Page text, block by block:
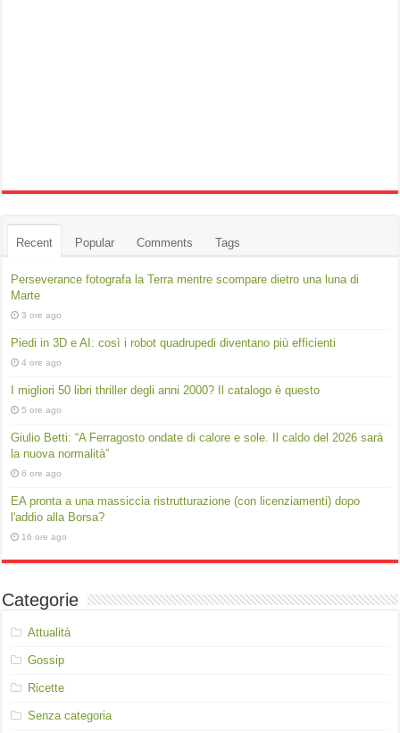
Recent Popular Comments Tags
Perseverance fotografa la Terra mentre scompare dietro una luna di
Marte
3 ore ago
Piedi in 3D e AI: così i robot quadrupedi diventano più efficienti
4 ore ago
I migliori 50 libri thriller degli anni 2000? Il catalogo è questo
5 ore ago
Giulio Betti: “A Ferragosto ondate di calore e sole. Il caldo del 2026 sarà
la nuova normalità”
6 ore ago
EA pronta a una massiccia ristrutturazione (con licenziamenti) dopo
l'addio alla Borsa?
16 ore ago
Categorie
Attualità
Gossip
Ricette
Senza categoria